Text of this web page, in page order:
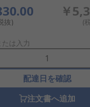
抜)
￥
(
は入力
配達日を確認
注文書へ追加